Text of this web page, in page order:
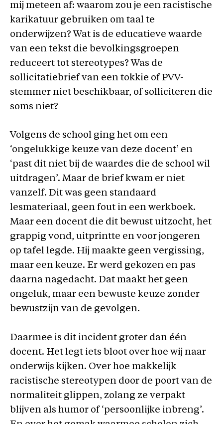
mij meteen af: waarom zou je een racistische
karikatuur gebruiken om taal te
onderwijzen? Wat is de educatieve waarde
van een tekst die bevolkingsgroepen
reduceert tot stereotypes? Was de
sollicitatiebrief van een tokkie of PVV-
stemmer niet beschikbaar, of solliciteren die
soms niet?
Volgens de school ging het om een
‘ongelukkige keuze van deze docent’ en
‘past dit niet bij de waardes die de school wil
uitdragen’. Maar de brief kwam er niet
vanzelf. Dit was geen standaard
lesmateriaal, geen fout in een werkboek.
Maar een docent die dit bewust uitzocht, het
grappig vond, uitprintte en voor jongeren
op tafel legde. Hij maakte geen vergissing,
maar een keuze. Er werd gekozen en pas
daarna nagedacht. Dat maakt het geen
ongeluk, maar een bewuste keuze zonder
bewustzijn van de gevolgen.
Daarmee is dit incident groter dan één
docent. Het legt iets bloot over hoe wij naar
onderwijs kijken. Over hoe makkelijk
racistische stereotypen door de poort van de
normaliteit glippen, zolang ze verpakt
blijven als humor of ‘persoonlijke inbreng’.